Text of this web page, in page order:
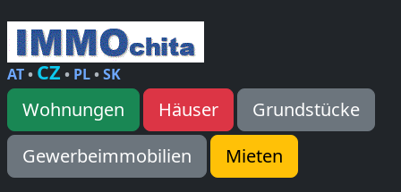
AT• CZ • PL•SK
Wohnungen Häuser
Grundstücke
Gewerbeimmobilien
Mieten